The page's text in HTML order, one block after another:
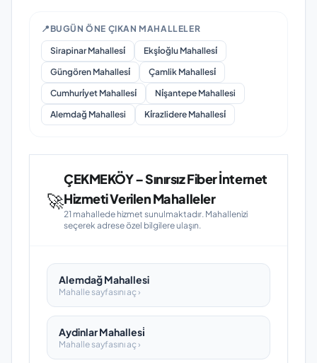
📍 BUGÜN ÖNE ÇIKAN MAHALLELER
Sirapinar Mahallesi̇
Ekşi̇oğlu Mahallesi̇
Güngören Mahallesi̇
Çamlik Mahallesi̇
Cumhuri̇yet Mahallesi̇
Ni̇şantepe Mahallesi
Alemdağ Mahallesi
Ki̇razlidere Mahallesi̇
🚀
ÇEKMEKÖY – Sınırsız Fiber İnternet
Hizmeti Verilen Mahalleler
21 mahallede hizmet sunulmaktadır. Mahallenizi
seçerek adrese özel bilgilere ulaşın.
Alemdağ Mahallesi
Mahalle sayfasını aç ›
Aydinlar Mahallesi̇
Mahalle sayfasını aç ›